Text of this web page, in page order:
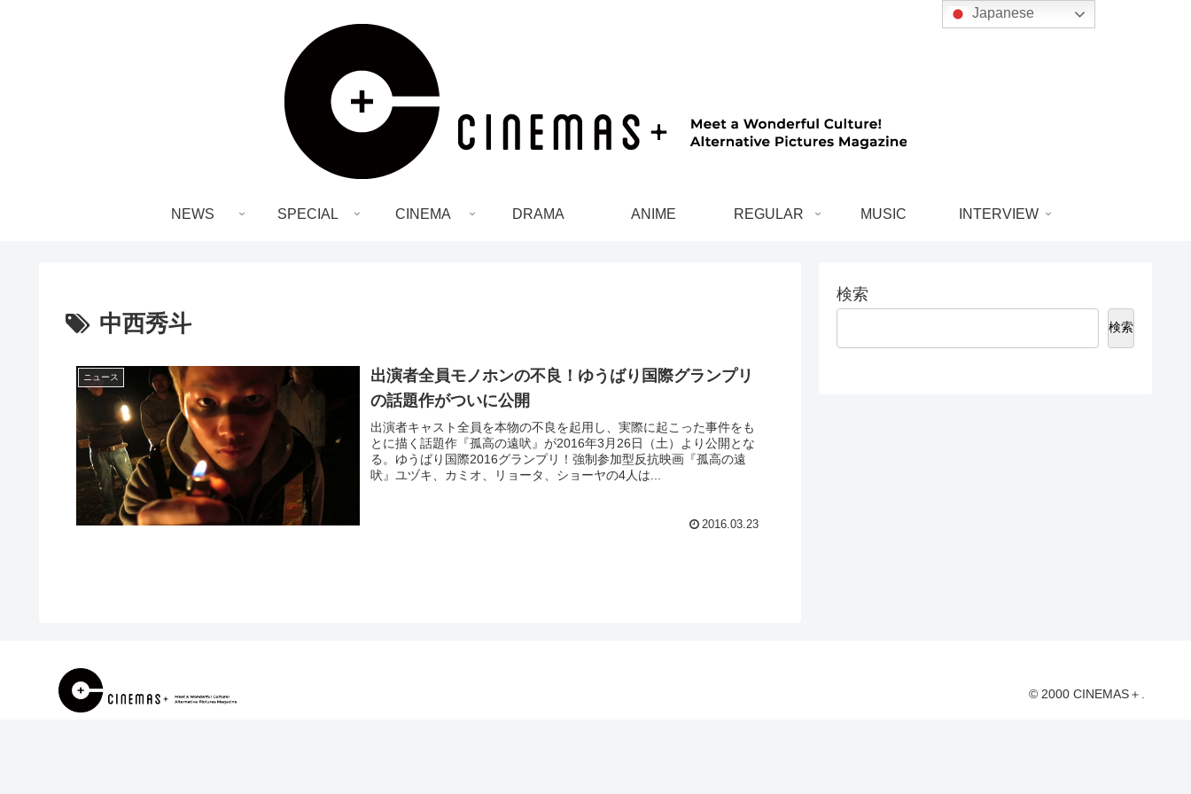
NEWS SPECIAL CINEMA DRAMA ANIME REGULAR MUSIC INTERVIEW
中西秀斗
ニュース
出演者全員モノホンの不良！ゆうばり国際グランプリ
の話題作がついに公開
出演者キャスト全員を本物の不良を起用し、実際に起こった事件をも
とに描く話題作『孤高の遠吠』が2016年3月26日（土）より公開とな
る。ゆうばり国際2016グランプリ！強制参加型反抗映画『孤高の遠
吠』ユヅキ、カミオ、リョータ、ショーヤの4人は...
2016.03.23
検索
検索
© 2000 CINEMAS＋.
Japanese